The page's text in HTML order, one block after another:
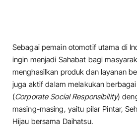
Sebagai pemain otomotif utama di
ingin menjadi Sahabat bagi
menghasilkan produk dan layanan
juga aktif dalam melakukan
(Corporate Social Responsibility)
masing-masing, yaitu pilar Pintar,
Hijau bersama Daihatsu.